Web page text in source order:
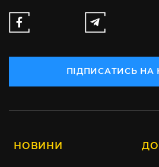
ПІДПИСАТИСЬ НА
НОВИНИ